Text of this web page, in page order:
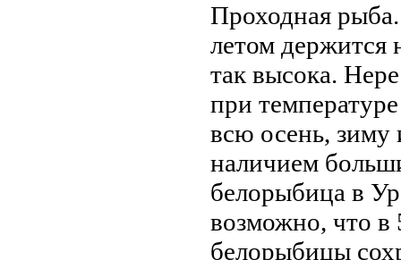
Проходная
летом держится
так высока.
при
всю осень, зиму
наличием
белорыбица в
возможно, что в
белорыбицы